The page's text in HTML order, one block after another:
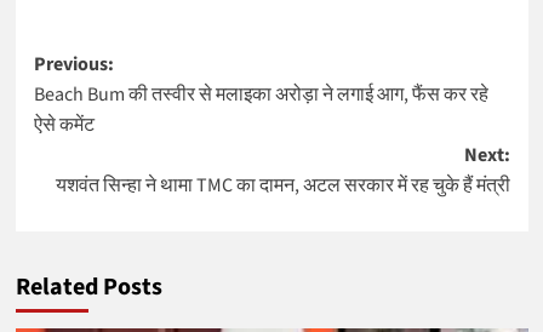
Post
navigation
Previous:
Beach Bum की तस्वीर से मलाइका अरोड़ा ने लगाई आग, फैंस कर रहे
ऐसे कमेंट
Next:
यशवंत सिन्हा ने थामा TMC का दामन, अटल सरकार में रह चुके हैं मंत्री
Related Posts